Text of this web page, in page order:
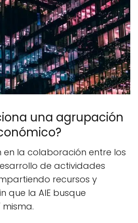
una agrupación
en la colaboración entre los
de actividades
recursos y
que la AIE busque